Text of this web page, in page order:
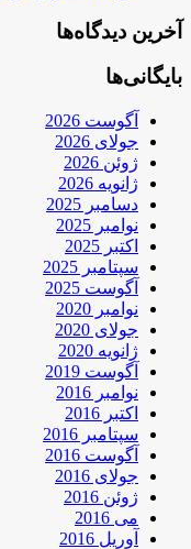
آخرین دیدگاه‌ها
بایگانی‌ها
آگوست 2026
جولای 2026
ژوئن 2026
ژانویه 2026
دسامبر 2025
نوامبر 2025
اکتبر 2025
سپتامبر 2025
آگوست 2025
نوامبر 2020
جولای 2020
ژانویه 2020
آگوست 2019
نوامبر 2016
اکتبر 2016
سپتامبر 2016
آگوست 2016
جولای 2016
ژوئن 2016
می 2016
آوریل 2016